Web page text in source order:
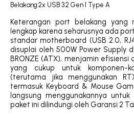
Belakang:2x USB 3.2 Gen 1 Type A
Keterangan port belakang yang
lengkap karena seharusnya ada
standar motherboard (USB 2.0,
disuplai oleh 500W Power Supply
BRONZE (ATX), menjamin
yang cukup untuk komponen-
(terutama jika menggunakan
termasuk Keyboard & Mouse
langsung menggunakannya
paket ini dilindungi oleh Garansi 2